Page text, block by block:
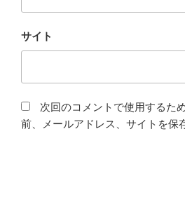
サイト
次回のコメントで使用するた
前、メールアドレス、サイトを保